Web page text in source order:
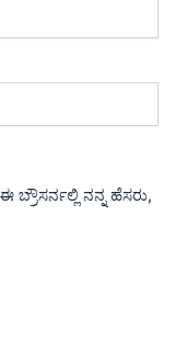
ನನ್ನ ಹೆಸರು,